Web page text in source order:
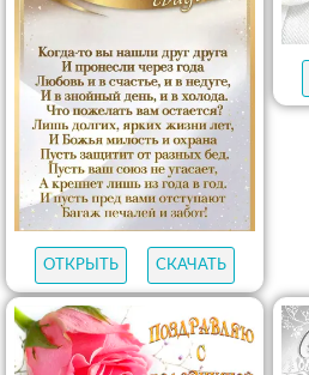
ОТКРЫТЬ СКАЧАТЬ